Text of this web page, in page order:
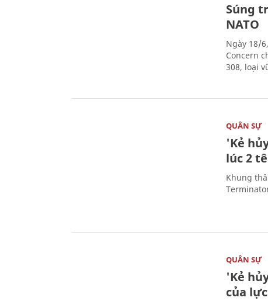
Súng
NATO
Ngày 18/
Concern
308, loại
QUÂN SỰ
'Kẻ
lúc 2
Khung
QUÂN SỰ
'Kẻ
của